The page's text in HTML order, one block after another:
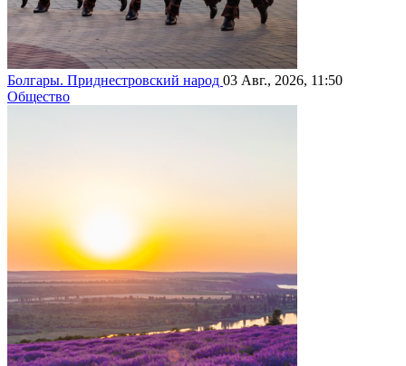
Болгары. Приднестровский народ 03 Авг., 2026, 11:50
Общество